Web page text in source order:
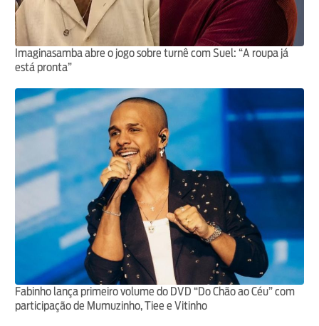
Imaginasamba abre o jogo sobre turnê com Suel: “A roupa já
está pronta”
Fabinho lança primeiro volume do DVD “Do Chão ao Céu” com
participação de Mumuzinho, Tiee e Vitinho